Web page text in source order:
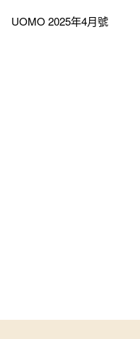
UOMO 2025年4月號